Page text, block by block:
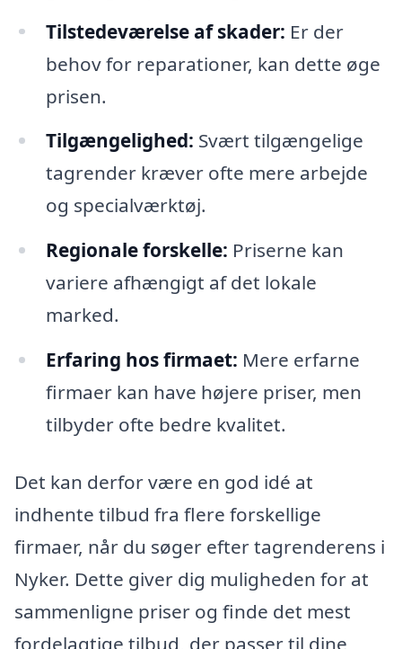
Tilstedeværelse af skader: Er der
behov for reparationer, kan dette øge
prisen.
Tilgængelighed: Svært tilgængelige
tagrender kræver ofte mere arbejde
og specialværktøj.
Regionale forskelle: Priserne kan
variere afhængigt af det lokale
marked.
Erfaring hos firmaet: Mere erfarne
firmaer kan have højere priser, men
tilbyder ofte bedre kvalitet.
Det kan derfor være en god idé at
indhente tilbud fra flere forskellige
firmaer, når du søger efter tagrenderens i
Nyker. Dette giver dig muligheden for at
sammenligne priser og finde det mest
fordelagtige tilbud, der passer til dine